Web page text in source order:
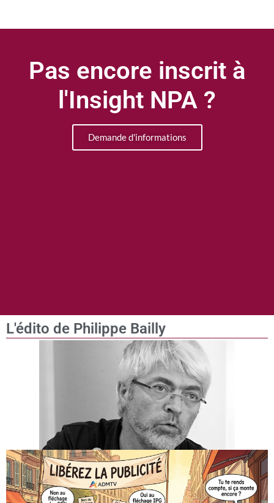
Pas encore inscrit à
l'Insight NPA ?
Demande d'informations
L'édito de Philippe Bailly